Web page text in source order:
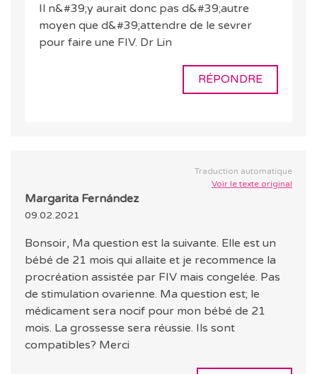
Il n&#39;y aurait donc pas d&#39;autre
moyen que d&#39;attendre de le sevrer
pour faire une FIV. Dr Lin
RÉPONDRE
Traduction automatique
Voir le texte original
Margarita Fernández
09.02.2021
Bonsoir, Ma question est la suivante. Elle est un
bébé de 21 mois qui allaite et je recommence la
procréation assistée par FIV mais congelée. Pas
de stimulation ovarienne. Ma question est; le
médicament sera nocif pour mon bébé de 21
mois. La grossesse sera réussie. Ils sont
compatibles? Merci